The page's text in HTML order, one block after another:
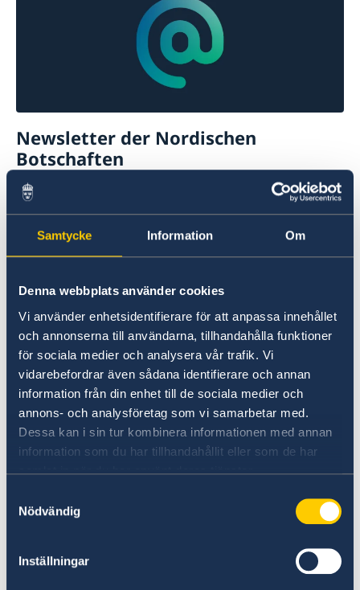
Samtycke Information Om
Denna webbplats använder cookies
Vi använder enhetsidentifierare för att anpassa innehållet
och annonserna till användarna, tillhandahålla funktioner
för sociala medier och analysera vår trafik. Vi
vidarebefordrar även sådana identifierare och annan
information från din enhet till de sociala medier och
annons- och analysföretag som vi samarbetar med.
Dessa kan i sin tur kombinera informationen med annan
information som du har tillhandahållit eller som de har
samlat in när du har använt deras tjänster.
Nödvändig
Inställningar
Newsletter der Nordischen
Botschaften
Abonnieren
Veranstaltungskalender
09.-16.08.2026 Grind Art Club und
Collective Rage beim berlin
circus festival
06 Aug. 2026
Deutschlandkonzerte mit Deki
Alem
23.+25.07.2026 RUSALKA mit